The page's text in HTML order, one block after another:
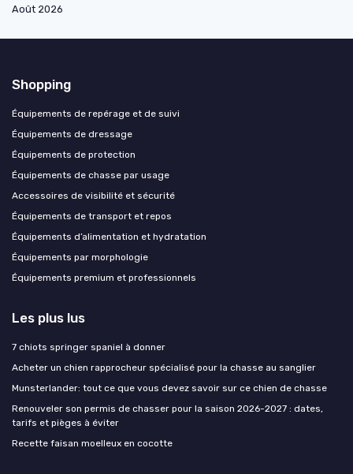
Août 2026
Shopping
Équipements de repérage et de suivi
Équipements de dressage
Équipements de protection
Équipements de chasse par usage
Accessoires de visibilité et sécurité
Équipements de transport et repos
Équipements d’alimentation et hydratation
Équipements par morphologie
Équipements premium et professionnels
Les plus lus
7 chiots springer spaniel à donner
Acheter un chien rapprocheur spécialisé pour la chasse au sanglier
Munsterlander: tout ce que vous devez savoir sur ce chien de chasse
Renouveler son permis de chasser pour la saison 2026-2027 : dates,
tarifs et pièges à éviter
Recette faisan moelleux en cocotte